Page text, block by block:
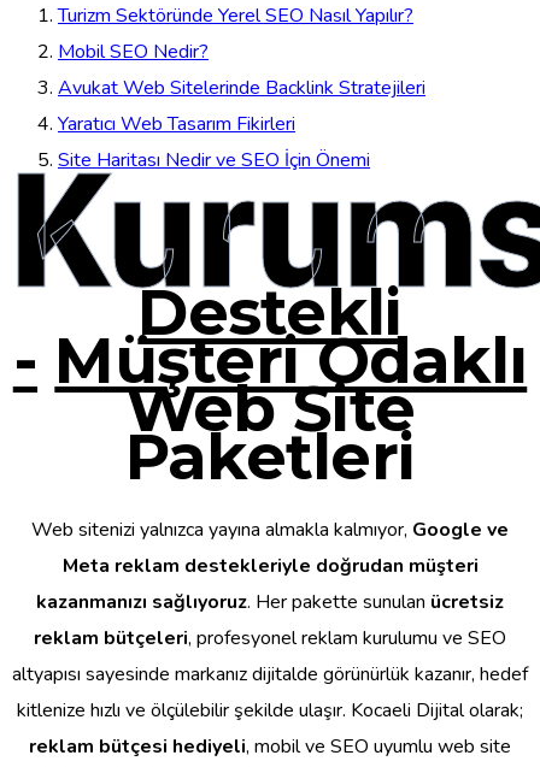
Turizm Sektöründe Yerel SEO Nasıl Yapılır?
Mobil SEO Nedir?
Avukat Web Sitelerinde Backlink Stratejileri
Yaratıcı Web Tasarım Fikirleri
Site Haritası Nedir ve SEO İçin Önemi
Destekli
- Müşteri Odaklı
Web Site
Paketleri
Web sitenizi yalnızca yayına almakla kalmıyor, Google ve
Meta reklam destekleriyle doğrudan müşteri
kazanmanızı sağlıyoruz. Her pakette sunulan ücretsiz
reklam bütçeleri, profesyonel reklam kurulumu ve SEO
altyapısı sayesinde markanız dijitalde görünürlük kazanır, hedef
kitlenize hızlı ve ölçülebilir şekilde ulaşır. Kocaeli Dijital olarak;
reklam bütçesi hediyeli, mobil ve SEO uyumlu web site